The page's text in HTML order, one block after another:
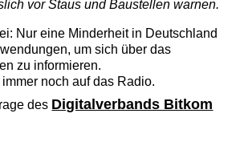
vor Staus und Baustellen warnen.
Nur eine Minderheit in Deutschland
um sich über das
zu informieren.
noch auf das Radio.
des Digitalverbands Bitkom